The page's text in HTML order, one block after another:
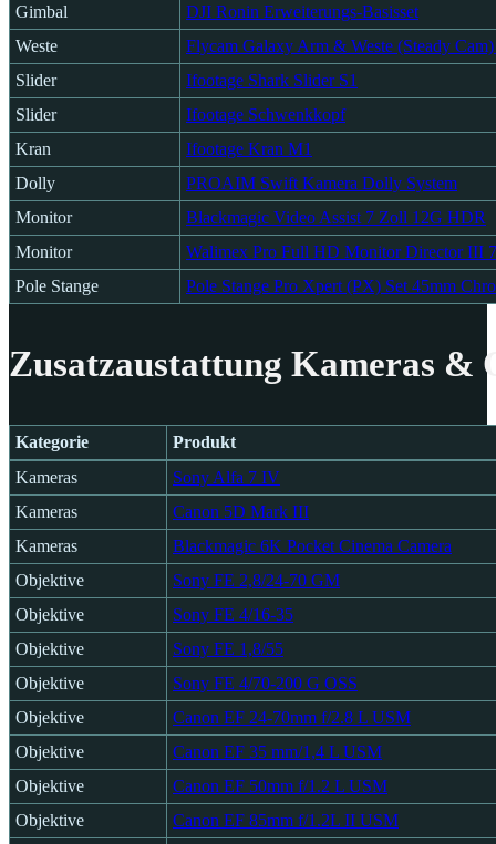
Gimbal
DJI Ronin Erweiterungs-Basisset
Weste
Flycam Galaxy Arm & Weste (Steady
Slider
Ifootage Shark Slider S1
Slider
Ifootage Schwenkkopf
Kran
Ifootage Kran M1
Dolly
PROAIM Swift Kamera Dolly System
Monitor
Blackmagic Video Assist 7 Zoll 12G HDR
Monitor
Walimex Pro Full HD Monitor Director III
Pole Stange
Pole Stange Pro Xpert (PX) Set 45mm
Zusatzaustattung Kameras &
Kategorie
Produkt
Kategorie
Produkt
Kameras
Sony Alfa 7 IV
Kameras
Canon 5D Mark III
Kameras
Blackmagic 6K Pocket Cinema Camera
Objektive
Sony FE 2,8/24-70 GM
Objektive
Sony FE 4/16-35
Objektive
Sony FE 1,8/55
Objektive
Sony FE 4/70-200 G OSS
Objektive
Canon EF 24-70mm f/2.8 L USM
Objektive
Canon EF 35 mm/1,4 L USM
Objektive
Canon EF 50mm f/1.2 L USM
Objektive
Canon EF 85mm f/1.2L II USM